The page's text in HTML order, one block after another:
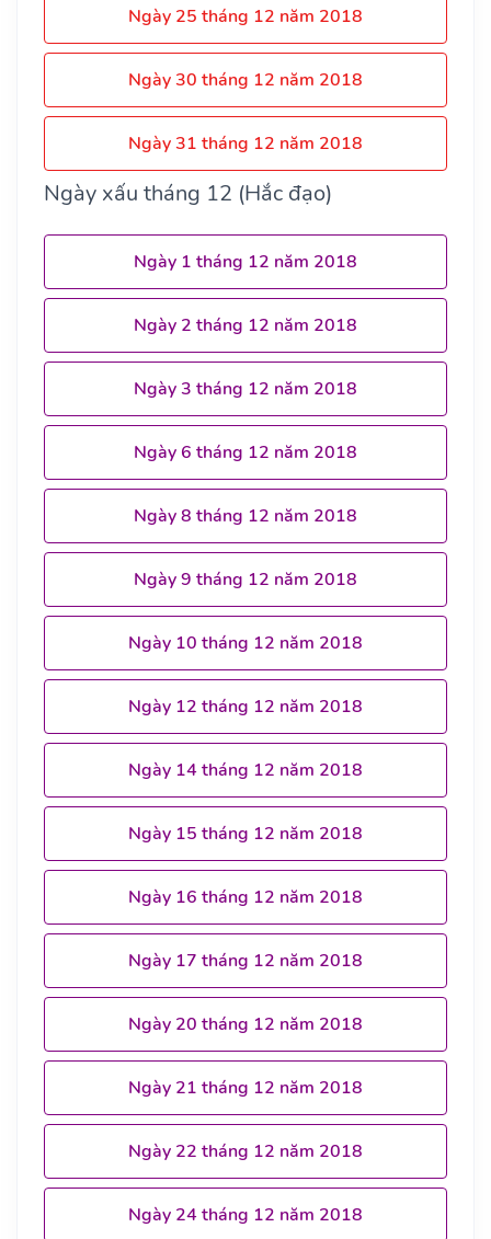
Ngày 25 tháng 12 năm 2018
Ngày 30 tháng 12 năm 2018
Ngày 31 tháng 12 năm 2018
Ngày xấu tháng 12 (Hắc đạo)
Ngày 1 tháng 12 năm 2018
Ngày 2 tháng 12 năm 2018
Ngày 3 tháng 12 năm 2018
Ngày 6 tháng 12 năm 2018
Ngày 8 tháng 12 năm 2018
Ngày 9 tháng 12 năm 2018
Ngày 10 tháng 12 năm 2018
Ngày 12 tháng 12 năm 2018
Ngày 14 tháng 12 năm 2018
Ngày 15 tháng 12 năm 2018
Ngày 16 tháng 12 năm 2018
Ngày 17 tháng 12 năm 2018
Ngày 20 tháng 12 năm 2018
Ngày 21 tháng 12 năm 2018
Ngày 22 tháng 12 năm 2018
Ngày 24 tháng 12 năm 2018